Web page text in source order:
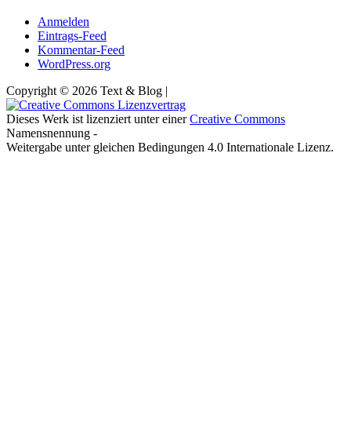
Anmelden
Eintrags-Feed
Kommentar-Feed
WordPress.org
Copyright © 2026 Text & Blog |
Dieses Werk ist lizenziert unter einerCreative Commons
Namensnennung -
Weitergabe unter gleichen Bedingungen 4.0 Internationale Lizenz.